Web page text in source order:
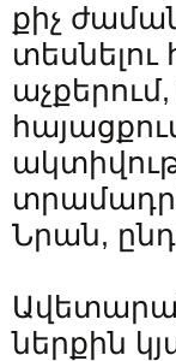
քիչ
տեսնելու
Նրան,
ներքին